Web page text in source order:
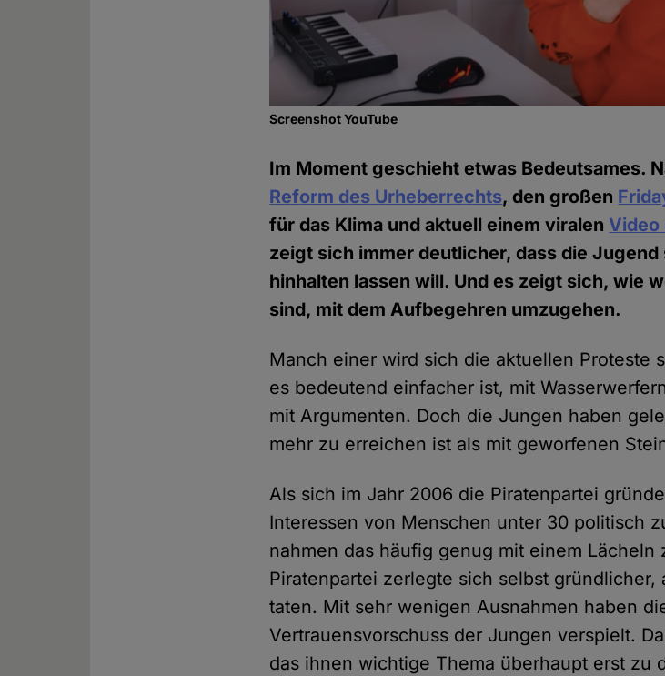
Screenshot YouTube
Im Moment geschieht etwas Bedeutsames.
Reform des Urheberrechts, den großen
für das Klima und aktuell einem viralen Video
zeigt sich immer deutlicher, dass die
hinhalten lassen will. Und es zeigt sich, wie
sind, mit dem Aufbegehren umzugehen.
Manch einer wird sich die aktuellen Proteste
es bedeutend einfacher ist, mit
mit Argumenten. Doch die Jungen haben
mehr zu erreichen ist als mit geworfenen
Als sich im Jahr 2006 die Piratenpartei
Interessen von Menschen unter 30 politisch
nahmen das häufig genug mit einem Lächeln
Piratenpartei zerlegte sich selbst
taten. Mit sehr wenigen Ausnahmen haben
Vertrauensvorschuss der Jungen verspielt.
das ihnen wichtige Thema überhaupt erst zu